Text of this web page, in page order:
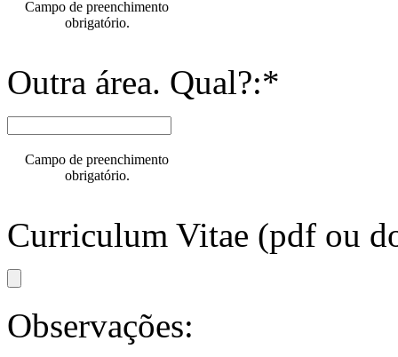
Campo de preenchimento
obrigatório.
Outra área. Qual?:*
Campo de preenchimento
obrigatório.
Curriculum Vitae (pdf ou
Observações: